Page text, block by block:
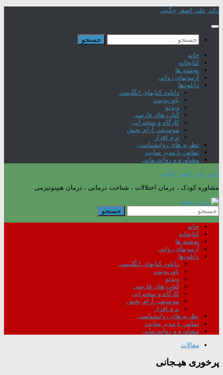
Skip
content
دکتر علی اصغر چگینی
جستجو
برای:
خانه
کتابخانه
نوشته ها
آزمونهای روانی
دانلودها
دانلود کتابهای انگلیسی
پاورپوینت
ویدئو
کتاب های فارسی
کارگاه و سخنرانی
موسیقی آرام بخش
نرم افزار
نظریه های روانشناسی
تماس با مدیر سایت
مشاوره و رواندرمانی
دکتر علی اصغر چگینی
مشاوره کودک ، درمان اختلالات ، شناخت درمانی ، درمان هیپنوتیزمی
جستجو
برای:
خانه
کتابخانه
نوشته ها
آزمونهای روانی
دانلودها
دانلود کتابهای انگلیسی
پاورپوینت
ویدئو
کتاب های فارسی
کارگاه و سخنرانی
موسیقی آرام بخش
نرم افزار
نظریه های روانشناسی
تماس با مدیر سایت
مشاوره و رواندرمانی
مقالات
پرخوری هیـجانی